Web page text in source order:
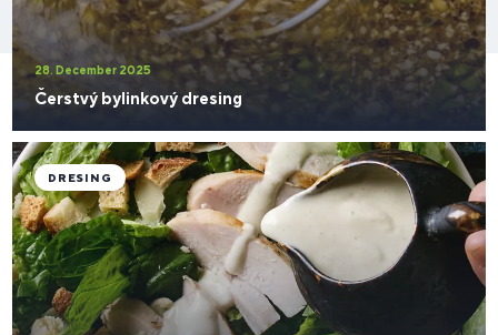
28. December 2025
Čerstvý bylinkový dresing
DRESING